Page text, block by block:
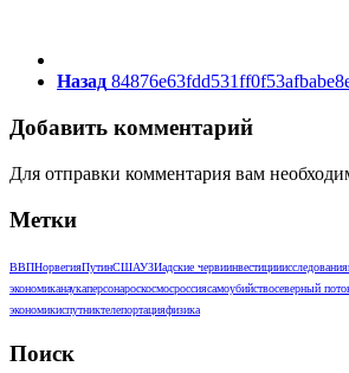
Назад
Добавить комментарий
Для отправки комментария вам
Метки
ВВПНорвегияПутинСШАУЗИадские червиинвестицииисследования
экономиканаукаперсонароскосмосроссиясамоубийствосеверный
экономикиспутниктелепортацияфизика
Поиск